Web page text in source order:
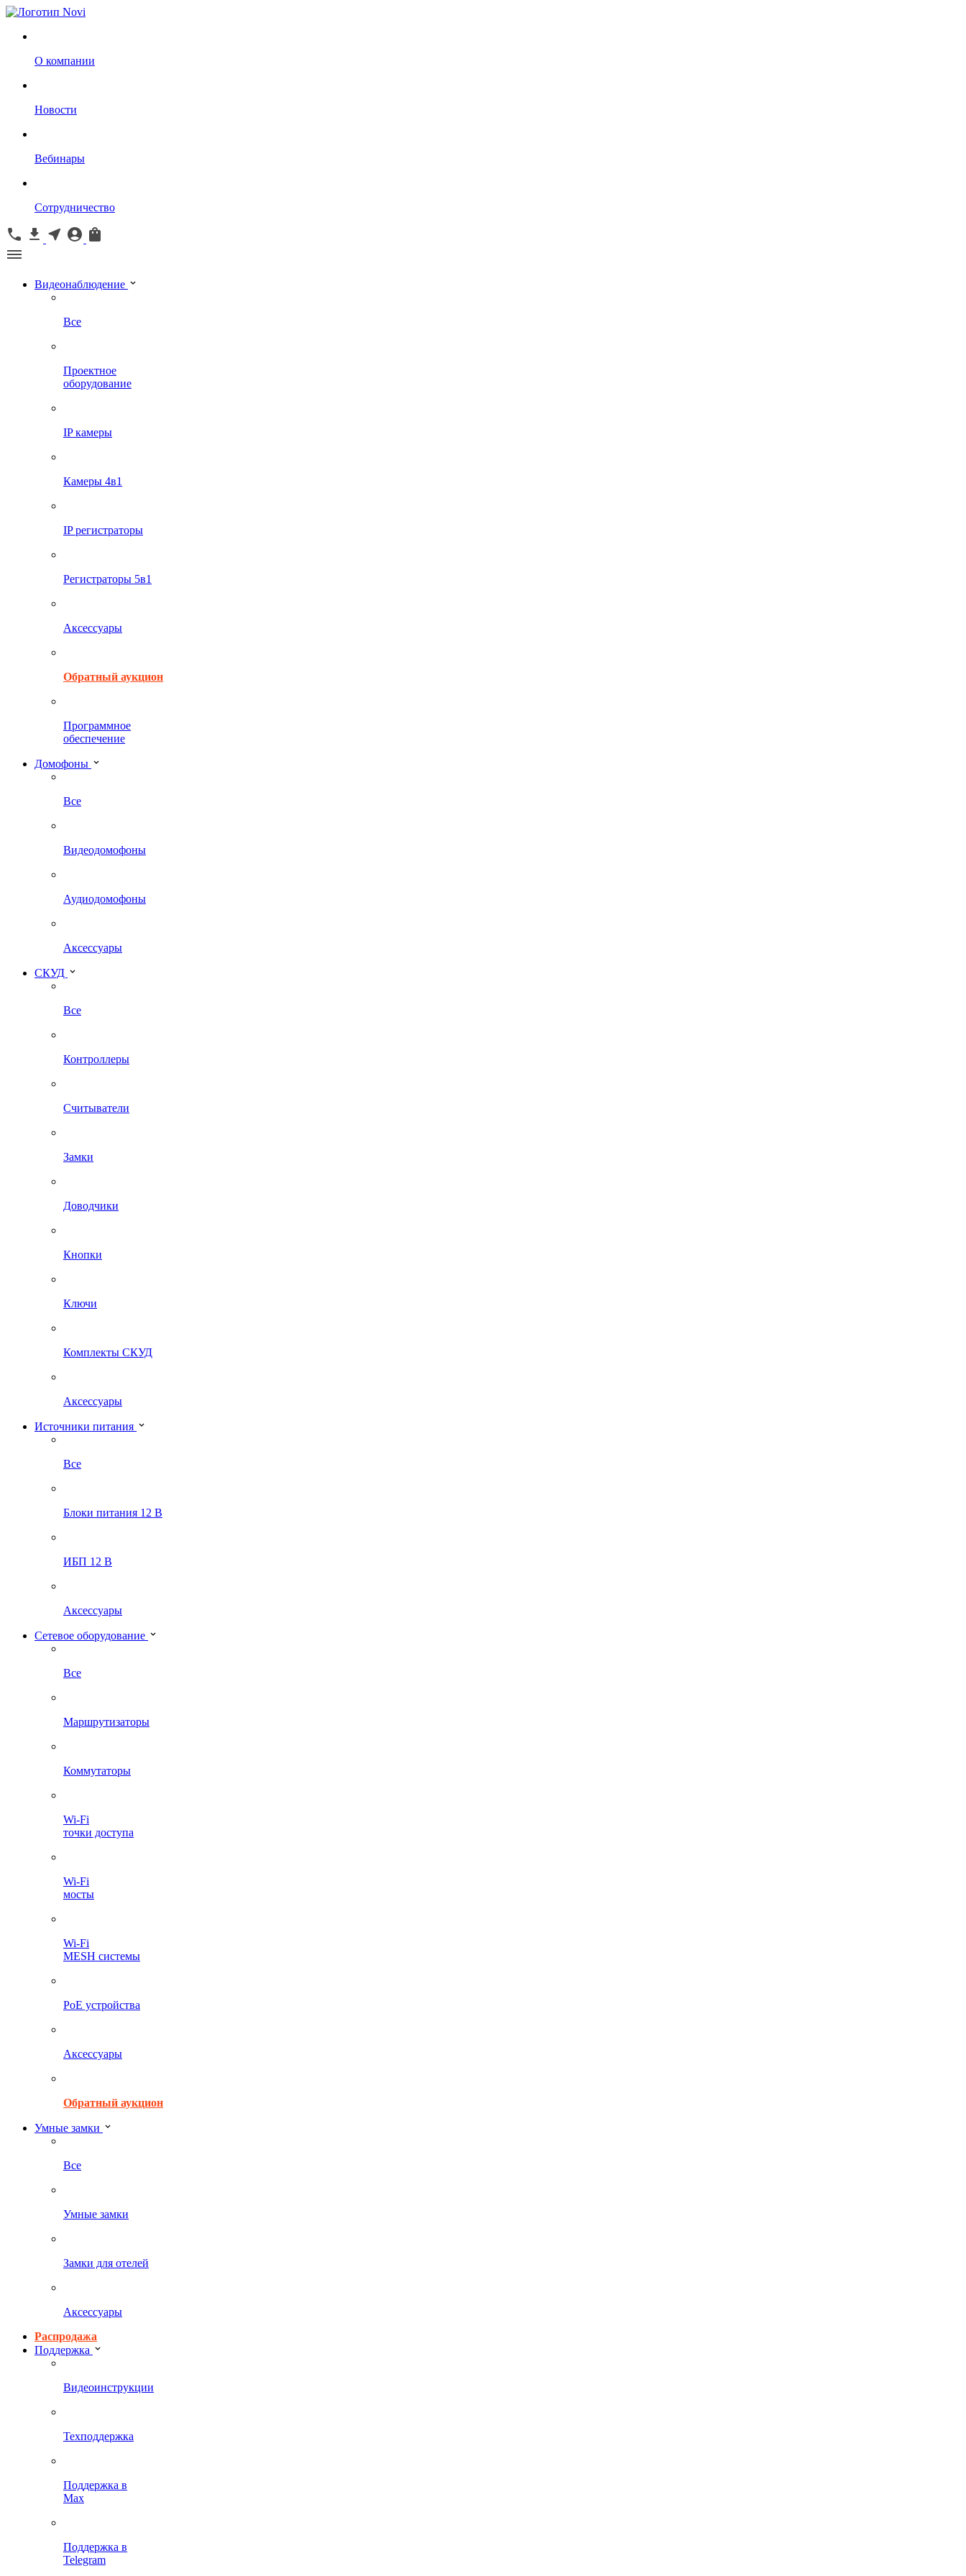
О компании
Новости
Вебинары
Сотрудничество
Видеонаблюдение
Все
Проектное
оборудование
IP камеры
Камеры 4в1
IP регистраторы
Регистраторы 5в1
Аксессуары
Обратный аукцион
Программное
обеспечение
Домофоны
Все
Видеодомофоны
Аудиодомофоны
Аксессуары
СКУД
Все
Контроллеры
Считыватели
Замки
Доводчики
Кнопки
Ключи
Комплекты СКУД
Аксессуары
Источники питания
Все
Блоки питания 12 В
ИБП 12 В
Аксессуары
Сетевое оборудование
Все
Маршрутизаторы
Коммутаторы
Wi-Fi
точки доступа
Wi-Fi
мосты
Wi-Fi
MESH системы
PoE устройства
Аксессуары
Обратный аукцион
Умные замки
Все
Умные замки
Замки для отелей
Аксессуары
Распродажа
Поддержка
Видеоинструкции
Техподдержка
Поддержка в
Max
Поддержка в
Telegram